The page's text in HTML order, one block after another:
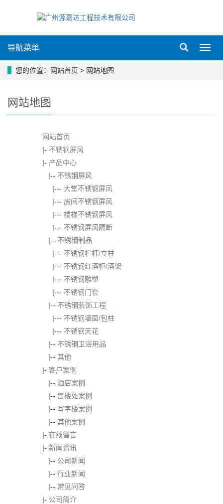
导
导航菜单
您的位置： 网站首页 > 网站地图
网站地图
网站首页
|- 不锈钢屏风
|- 产品中心
|-- 不锈钢屏风
|--- 大堂不锈钢屏风
|--- 房间不锈钢屏风
|--- 楼梯不锈钢屏风
|--- 不锈钢屏风隔断
|-- 不锈钢制品
|--- 不锈钢栏杆/立柱
|--- 不锈钢红酒柜/酒架
|--- 不锈钢雕塑
|--- 不锈钢门套
|-- 不锈钢装饰工程
|--- 不锈钢墙面/包柱
|--- 不锈钢天花
|-- 不锈钢卫浴用品
|-- 其他
|- 客户案例
|-- 酒店案例
|-- 售楼处案例
|-- 写字楼案例
|-- 其他案例
|- 在线留言
|- 新闻资讯
|-- 公司新闻
|-- 行业新闻
|-- 常见问答
|- 公司简介